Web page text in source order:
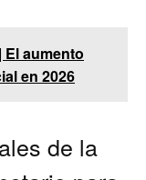
El aumento
en 2026
de la